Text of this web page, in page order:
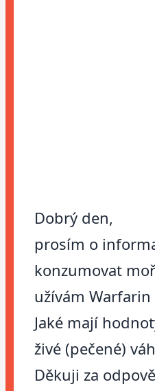
Dobrý den,
prosím o
konzumovat
užívám
Jaké mají
živé (pečené)
Děkuji za